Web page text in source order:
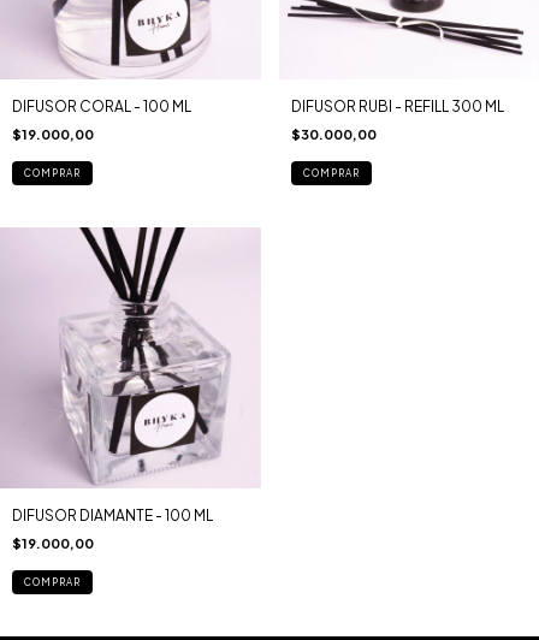
DIFUSOR CORAL - 100 ML
$19.000,00
COMPRAR
DIFUSOR RUBI - REFILL 300 ML
$30.000,00
COMPRAR
DIFUSOR DIAMANTE - 100 ML
$19.000,00
COMPRAR